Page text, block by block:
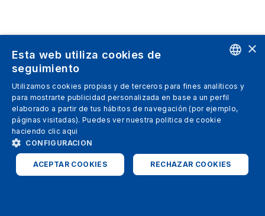
SPANISH
ITALIAN
ENGLISH
×
Esta web utiliza cookies de
seguimiento
Utilizamos cookies propias y de terceros para fines analíticos y
para mostrarte publicidad personalizada en base a un perfil
elaborado a partir de tus hábitos de navegación (por ejemplo,
páginas visitadas). Puedes ver nuestra politica de cookie
haciendo clic aqui
CONFIGURACION
ACEPTAR COOKIES RECHAZAR COOKIES